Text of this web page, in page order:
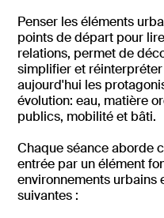
Penser les éléments
points de départ pour
relations, permet de
simplifier et
aujourd'hui les
évolution: eau, matière
publics, mobilité et bâti.
Chaque séance aborde
entrée par un élément
environnements urbains
suivantes :